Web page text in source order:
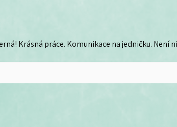
Krásná práce. Komunikace na jedničku. Není